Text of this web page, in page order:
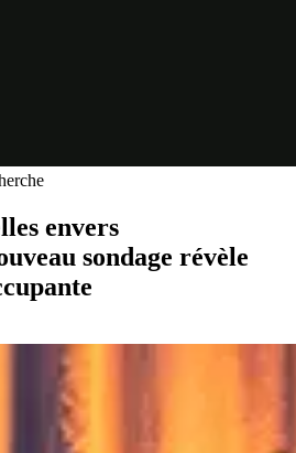
envers
sondage révèle